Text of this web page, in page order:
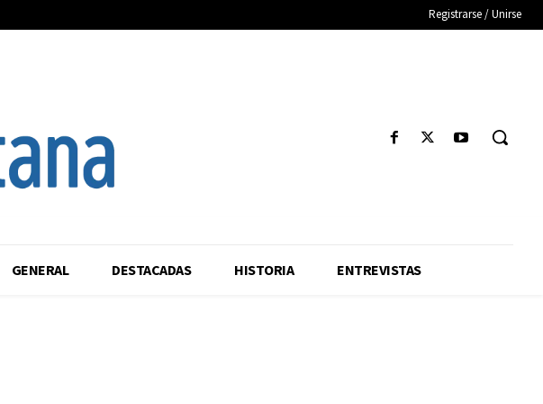
Registrarse / Unirse
GENERAL DESTACADAS HISTORIA ENTREVISTAS